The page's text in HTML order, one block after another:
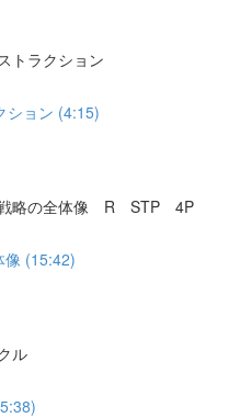
トラクション
ション (4:15)
戦略の全体像 R STP 4P
像 (15:42)
ル